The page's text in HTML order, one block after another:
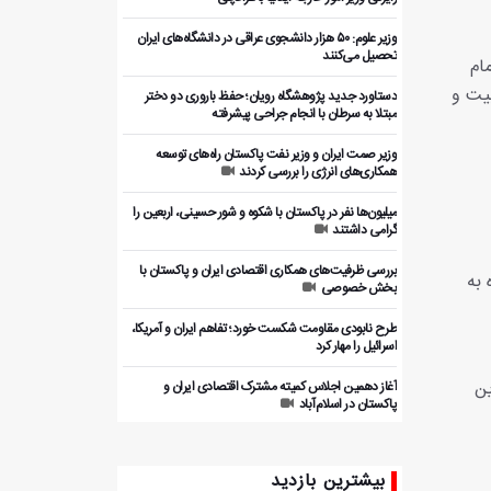
و
به
وزیر علوم: ۵۰ هزار دانشجوی عراقی در دانشگاه‌های ایران
تحصیل می‌کنند
دستاورد جدید پژوهشگاه رویان؛ حفظ باروری دو دختر
مبتلا به سرطان با انجام جراحی پیشرفته
وزیر صمت ایران و وزیر نفت پاکستان راه‌های توسعه
همکاری‌های انرژی را بررسی کردند
میلیون‌ها نفر در پاکستان با شکوه و شور حسینی، اربعین را
گرامی داشتند
بررسی ظرفیت‌های همکاری اقتصادی ایران و پاکستان با
بخش خصوصی
طرح نابودی مقاومت شکست خورد؛ تفاهم ایران و آمریکا،
اسرائیل را مهار کرد
آغاز دهمین اجلاس کمیته مشترک اقتصادی ایران و
پاکستان در اسلام‌آباد
بیشترین بازدید